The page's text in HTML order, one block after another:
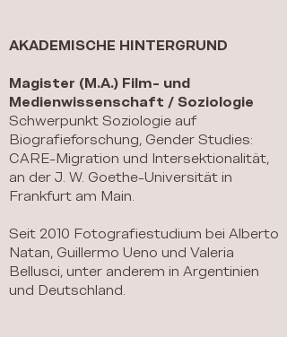
AKADEMISCHE HINTERGRUND
Magister (M.A.) Film- und
Medienwissenschaft / Soziologie
Schwerpunkt Soziologie auf
Biografieforschung, Gender Studies:
CARE-Migration und Intersektionalität,
an der J. W. Goethe-Universität in
Frankfurt am Main.
Seit 2010 Fotografiestudium bei Alberto
Natan, Guillermo Ueno und Valeria
Bellusci, unter anderem in Argentinien
und Deutschland.